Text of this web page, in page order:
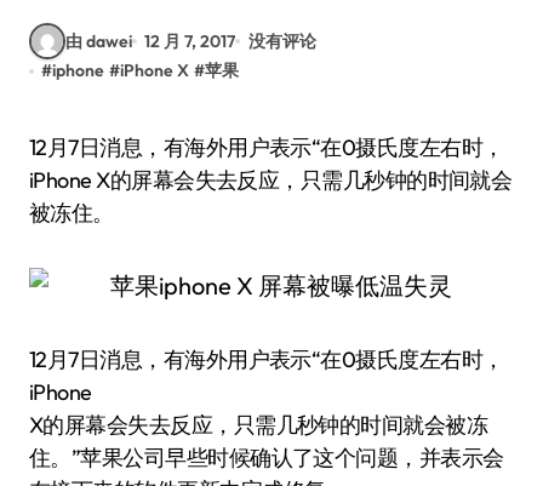
由 dawei 12 月 7, 2017 没有评论
#iphone #iPhone X #苹果
12月7日消息，有海外用户表示“在0摄氏度左右时，
iPhone X的屏幕会失去反应，只需几秒钟的时间就会
被冻住。
12月7日消息，有海外用户表示“在0摄氏度左右时，
iPhone
X的屏幕会失去反应，只需几秒钟的时间就会被冻
住。”苹果公司早些时候确认了这个问题，并表示会